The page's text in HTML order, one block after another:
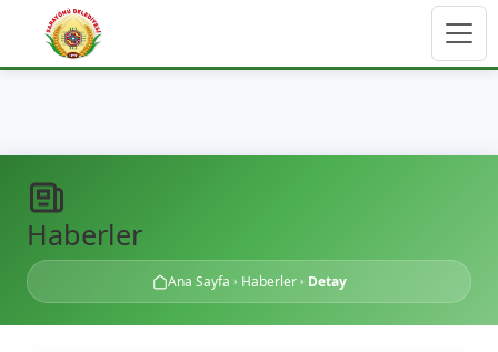
Haberler
Ana Sayfa Haberler Detay